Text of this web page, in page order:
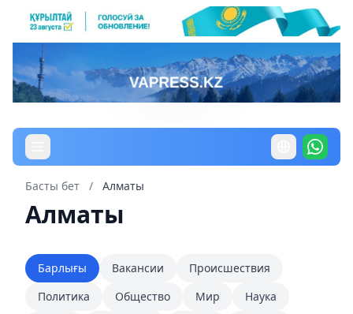
Басты бет / Алматы
Алматы
Барлығы Вакансии
Происшествия
Политика
Общество Мир
Наука